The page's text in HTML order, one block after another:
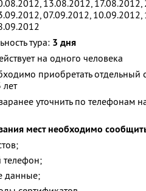
13.08.2012,
07.09.2012,
тура: 3 дня
на одного человека
приобретать отдельный
лет
уточнить по телефонам
мест необходимо
телефон;
данные;